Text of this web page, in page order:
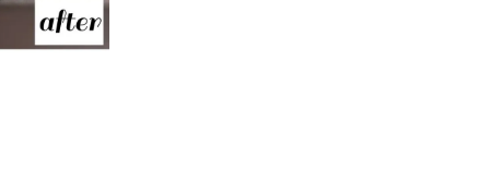
美容室でプロの手に委ねる安心感
スタイリストの技術が光る美容室の魅力